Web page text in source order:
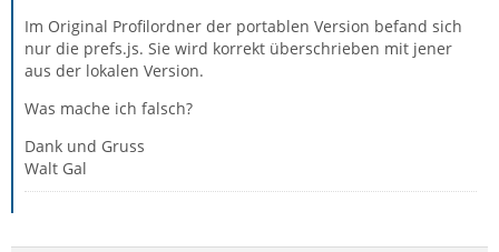
Im Original Profilordner der portablen Version befand sich
nur die prefs.js. Sie wird korrekt überschrieben mit jener
aus der lokalen Version.
Was mache ich falsch?
Dank und Gruss
Walt Gal